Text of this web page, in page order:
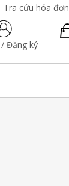
Tra cứu hóa đơn
/Đăng ký